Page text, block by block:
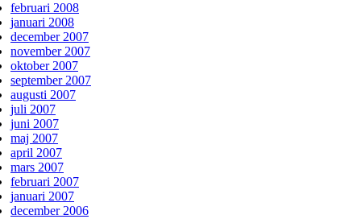
februari 2008
januari 2008
december 2007
november 2007
oktober 2007
september 2007
augusti 2007
juli 2007
juni 2007
maj 2007
april 2007
mars 2007
februari 2007
januari 2007
december 2006